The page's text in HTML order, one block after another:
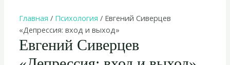
Главная / Психология / Евгений Сиверцев
«Депрессия: вход и выход»
Евгений Сиверцев